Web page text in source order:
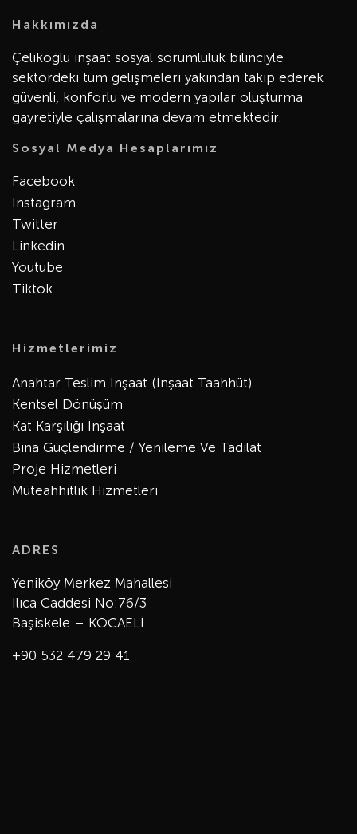
Hakkımızda
Çelikoğlu inşaat sosyal sorumluluk bilinciyle
sektördeki tüm gelişmeleri yakından takip ederek
güvenli, konforlu ve modern yapılar oluşturma
gayretiyle çalışmalarına devam etmektedir.
Sosyal Medya Hesaplarımız
Facebook
Instagram
Twitter
Linkedin
Youtube
Tiktok
Hizmetlerimiz
Anahtar Teslim İnşaat (İnşaat Taahhüt)
Kentsel Dönüşüm
Kat Karşılığı İnşaat
Bina Güçlendirme / Yenileme Ve Tadilat
Proje Hizmetleri
Müteahhitlik Hizmetleri
ADRES
Yeniköy Merkez Mahallesi
Ilıca Caddesi No:76/3
Başiskele – KOCAELİ
+90 532 479 29 41